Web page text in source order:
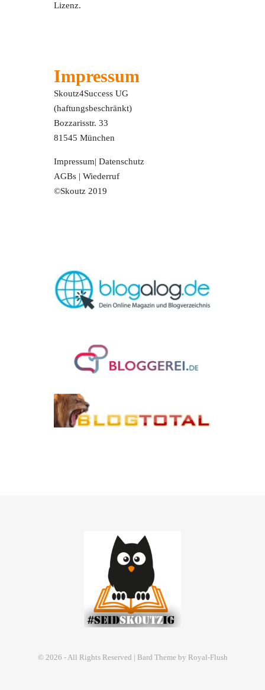
Lizenz.
Impressum
Skoutz4Success UG
(haftungsbeschränkt)
Bozzarisstr. 33
81545 München
Impressum|Datenschutz
AGBs |Wiederruf
©Skoutz 2019
© 2026 - All Rights Reserved | Bard Theme by Royal-Flush